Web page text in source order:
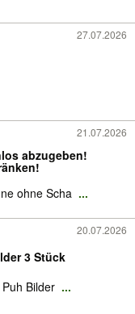
27.07.2026
21.07.2026
abzugeben!
ohne Scha ...
20.07.2026
3 Stück
Bilder ...